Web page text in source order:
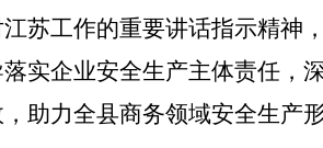
苏工作的重要讲话指示精神
实企业安全生产主体责任，
助力全县商务领域安全生产